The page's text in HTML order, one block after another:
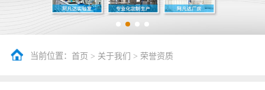
当前位置： 首页 > 关于我们 > 荣誉资质